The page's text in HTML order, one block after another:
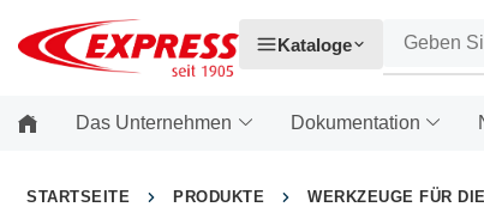
Kataloge
Das Unternehmen Dokumentation
STARTSEITE PRODUKTE WERKZEUGE FÜR